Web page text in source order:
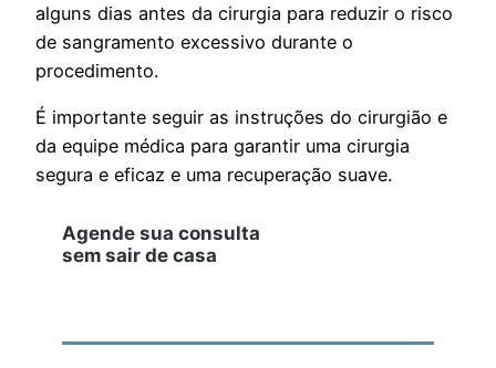
alguns dias antes da cirurgia para reduzir o risco
de sangramento excessivo durante o
procedimento.
É importante seguir as instruções do cirurgião e
da equipe médica para garantir uma cirurgia
segura e eficaz e uma recuperação suave.
Agende sua consulta
sem sair de casa